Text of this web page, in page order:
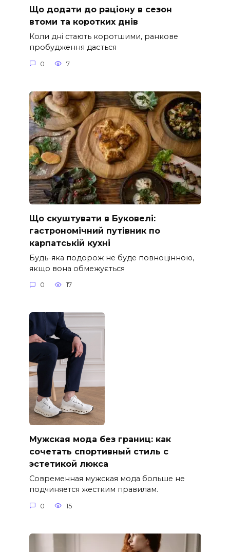
Що додати до раціону в сезон
втоми та коротких днів
Коли дні стають коротшими, ранкове
пробудження дається
0 7
Що скуштувати в Буковелі:
гастрономічний путівник по
карпатській кухні
Будь-яка подорож не буде повноцінною,
якщо вона обмежується
0 17
Мужская мода без границ: как
сочетать спортивный стиль с
эстетикой люкса
Современная мужская мода больше не
подчиняется жестким правилам.
0 15